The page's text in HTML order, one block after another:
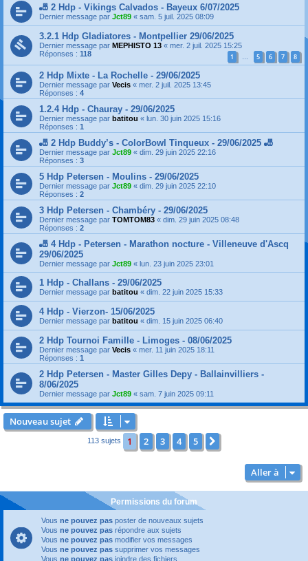
🎳 2 Hdp - Vikings Calvados - Bayeux 6/07/2025
Dernier message par Jct89 « sam. 5 juil. 2025 08:09
3.2.1 Hdp Gladiatores - Montpellier 29/06/2025
Dernier message par MEPHISTO 13 « mer. 2 juil. 2025 15:25
Réponses : 118 1 … 5 6 7 8
2 Hdp Mixte - La Rochelle - 29/06/2025
Dernier message par Vecis « mer. 2 juil. 2025 13:45
Réponses : 4
1.2.4 Hdp - Chauray - 29/06/2025
Dernier message par batitou « lun. 30 juin 2025 15:16
Réponses : 1
🎳 2 Hdp Buddy’s - ColorBowl Tinqueux - 29/06/2025 🎳
Dernier message par Jct89 « dim. 29 juin 2025 22:16
Réponses : 3
5 Hdp Petersen - Moulins - 29/06/2025
Dernier message par Jct89 « dim. 29 juin 2025 22:10
Réponses : 2
3 Hdp Petersen - Chambéry - 29/06/2025
Dernier message par TOMTOM83 « dim. 29 juin 2025 08:48
Réponses : 2
🎳 4 Hdp - Petersen - Marathon nocture - Villeneuve d'Ascq
29/06/2025
Dernier message par Jct89 « lun. 23 juin 2025 23:01
1 Hdp - Challans - 29/06/2025
Dernier message par batitou « dim. 22 juin 2025 15:33
4 Hdp - Vierzon- 15/06/2025
Dernier message par batitou « dim. 15 juin 2025 06:40
2 Hdp Tournoi Famille - Limoges - 08/06/2025
Dernier message par Vecis « mer. 11 juin 2025 18:11
Réponses : 1
2 Hdp Petersen - Master Gilles Depy - Ballainvilliers -
8/06/2025
Dernier message par Jct89 « sam. 7 juin 2025 09:11
Nouveau sujet
113 sujets 1 2 3 4 5
Aller à
Permissions du forum
Vous ne pouvez pas poster de nouveaux sujets
Vous ne pouvez pas répondre aux sujets
Vous ne pouvez pas modifier vos messages
Vous ne pouvez pas supprimer vos messages
Vous ne pouvez pas joindre des fichiers